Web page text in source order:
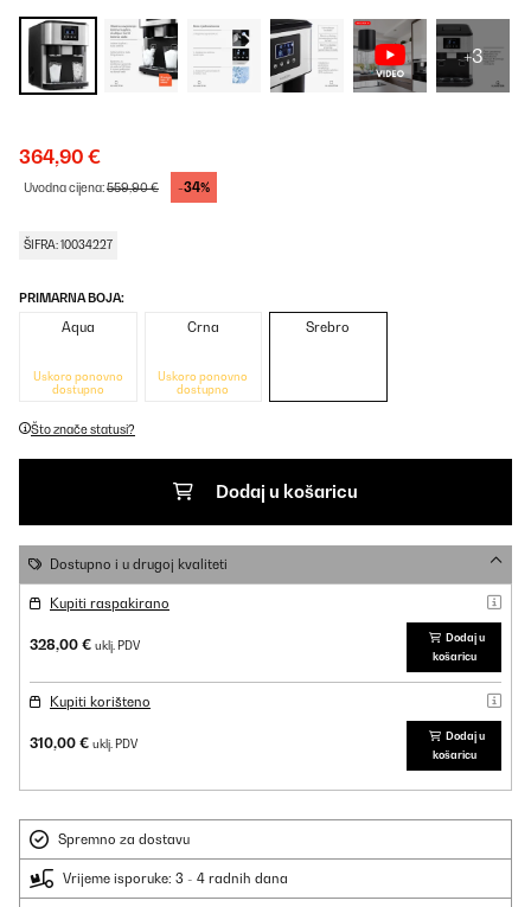
+3
364,90 €
Uvodna cijena:559,90 € -34%
ŠIFRA: 10034227
PRIMARNA BOJA:
Aqua
Uskoro ponovno
dostupno
Crna
Uskoro ponovno
dostupno
Srebro
Što znače statusi?
Dodaj u košaricu
Dostupno i u drugoj kvaliteti
Kupiti raspakirano
328,00 € uklj. PDV
Dodaj u
košaricu
Kupiti korišteno
310,00 € uklj. PDV
Dodaj u
košaricu
Spremno za dostavu
Vrijeme isporuke: 3 - 4 radnih dana